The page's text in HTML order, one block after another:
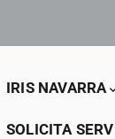
Main
IRIS NAVARRA
SOLICITA